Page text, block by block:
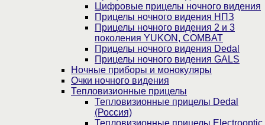
Цифровые прицелы ночного видения
Прицелы ночного видения НПЗ
Прицелы ночного видения 2 и 3
поколения YUKON, COMBAT
Прицелы ночного видения Dedal
Прицелы ночного видения GALS
Ночные приборы и монокуляры
Очки ночного видения
Тепловизионные прицелы
Тепловизионные прицелы Dedal
(Россия)